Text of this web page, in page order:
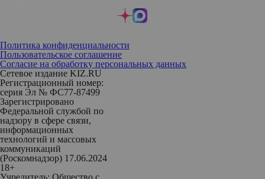
Политика конфиденциальности
Пользовательское соглашение
Согласие на обработку персональных данных
Сетевое издание KIZ.RU
Регистрационный номер:
серия Эл № ФС77-87499
Зарегистрировано
Федеральной службой по
надзору в сфере связи,
информационных
технологий и массовых
коммуникаций
(Роскомнадзор) 17.06.2024
18+
Учредитель: Общество с